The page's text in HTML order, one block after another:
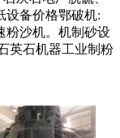
设备价格鄂破机:
粉沙机。机制砂设
英石机器工业制粉